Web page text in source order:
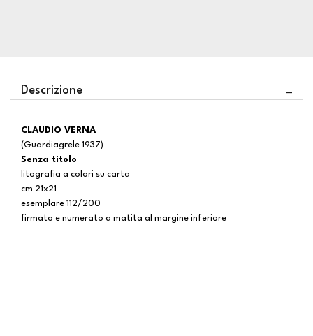
Descrizione
CLAUDIO VERNA
(Guardiagrele 1937)
Senza titolo
litografia a colori su carta
cm 21x21
esemplare 112/200
firmato e numerato a matita al margine inferiore